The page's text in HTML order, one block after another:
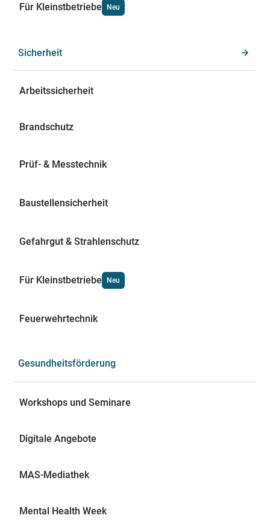
Für Kleinstbetriebe Neu
Sicherheit
Arbeitssicherheit
Brandschutz
Prüf- & Messtechnik
Baustellensicherheit
Gefahrgut & Strahlenschutz
Für Kleinstbetriebe Neu
Feuerwehrtechnik
Gesundheitsförderung
Workshops und Seminare
Digitale Angebote
MAS-Mediathek
Mental Health Week